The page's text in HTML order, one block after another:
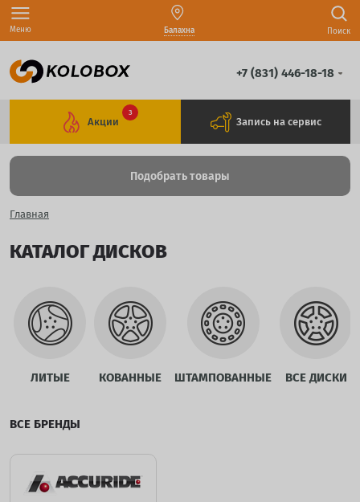
Меню Балахна Поиск
+7 (831) 446-18-18
Акции
3
Запись на сервис
Подобрать товары
Главная
КАТАЛОГ ДИСКОВ
ЛИТЫЕ КОВАННЫЕ ШТАМПОВАННЫЕ ВСЕ ДИСКИ
ВСЕ БРЕНДЫ